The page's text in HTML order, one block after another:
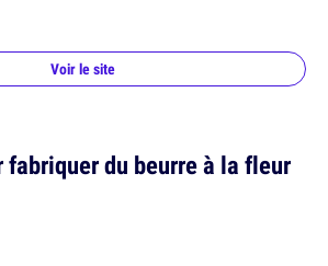
Voir le site
fabriquer du beurre à la fleur